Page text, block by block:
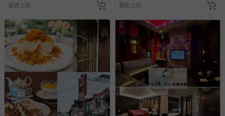
最新上架 最新上架